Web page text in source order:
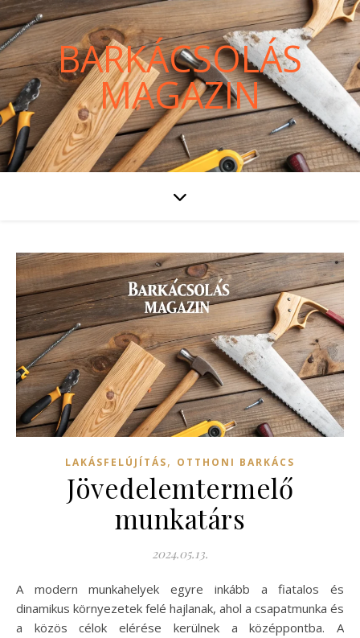
BARKÁCSOLÁS
MAGAZIN
LAKÁSFELÚJÍTÁS, OTTHONI BARKÁCS
Jövedelemtermelő
munkatárs
2024.05.13.
A modern munkahelyek egyre inkább a fiatalos és
dinamikus környezetek felé hajlanak, ahol a csapatmunka és
a közös célok elérése kerülnek a középpontba. A